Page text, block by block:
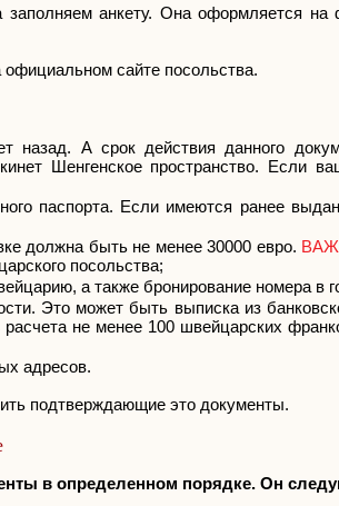
анкету. Она оформляется на
сайте посольства.
А срок действия данного
Шенгенское пространство. Если
паспорта. Если имеются ранее
должна быть не менее 30000 евро.
посольства;
а также бронирование номера в
Это может быть выписка из
не менее 100 швейцарских
адресов.
подтверждающие это документы.
в определенном порядке. Он